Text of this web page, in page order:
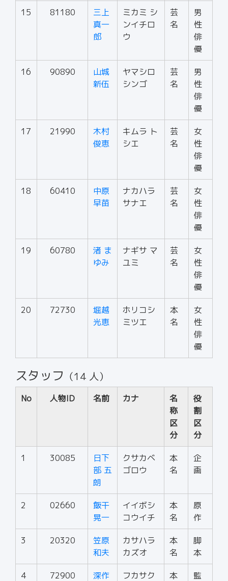
15 81180
三上
真一
郎
ミカミ シ
ンイチロ
ウ
芸
名
男
性
俳
優
16 90890
山城
新伍
ヤマシロ
シンゴ
芸
名
男
性
俳
優
17 21990
木村
俊恵
キムラ ト
シエ
芸
名
女
性
俳
優
18 60410
中原
早苗
ナカハラ
サナエ
芸
名
女
性
俳
優
19 60780
渚 ま
ゆみ
ナギサ マ
ユミ
芸
名
女
性
俳
優
20 72730
堀越
光恵
ホリコシ
ミツエ
本
名
女
性
俳
優
スタッフ （14 人）
No 人物ID 名前 カナ
名
称
区
分
役
割
区
分
1 30085
日下
部 五
朗
クサカベ
ゴロウ
本
名
企
画
2 02660
飯干
晃一
イイボシ
コウイチ
本
名
原
作
3 20320
笠原
和夫
カサハラ
カズオ
本
名
脚
本
4 72900
深作
フカサク
本
監